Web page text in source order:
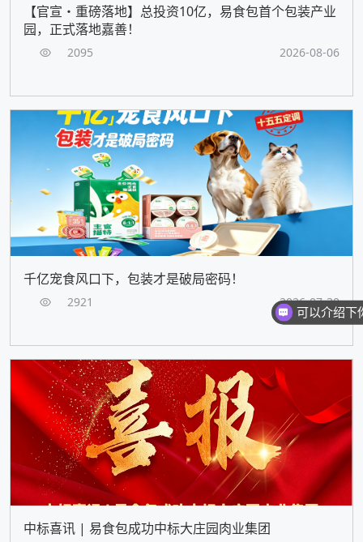
【官宣・重磅落地】总投资10亿，易食包首个包装产业
园，正式落地嘉善！
2095 2026-08-06
千亿宠食风口下，包装才是破局密码！
2921 2026-07-30
中标喜讯 | 易食包成功中标大庄园肉业集团